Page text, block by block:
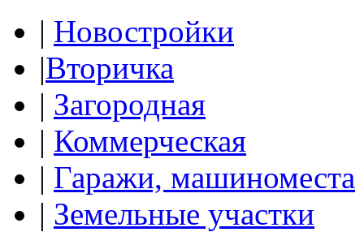
| Новостройки
|Вторичка
| Загородная
| Коммерческая
| Гаражи, машиноместа
| Земельные участки